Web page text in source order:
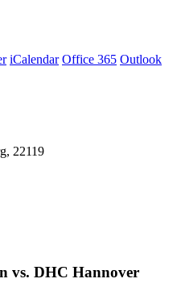
iCalendar Office 365 Outlook
22119
vs. DHC Hannover